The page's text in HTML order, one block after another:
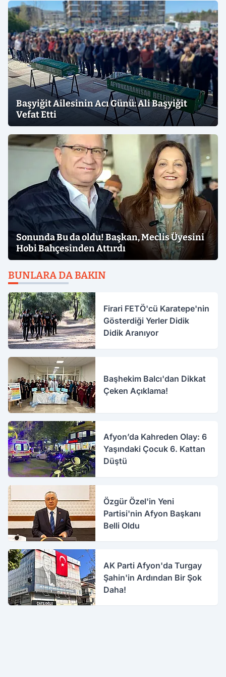
Başyiğit Ailesinin Acı Günü: Ali Başyiğit
Vefat Etti
Sonunda Bu da oldu! Başkan, Meclis Üyesini
Hobi Bahçesinden Attırdı
BUNLARA DA BAKIN
Firari FETÖ'cü Karatepe'nin
Gösterdiği Yerler Didik
Didik Aranıyor
Başhekim Balcı'dan Dikkat
Çeken Açıklama!
Afyon’da Kahreden Olay: 6
Yaşındaki Çocuk 6. Kattan
Düştü
Özgür Özel'in Yeni
Partisi'nin Afyon Başkanı
Belli Oldu
AK Parti Afyon'da Turgay
Şahin'in Ardından Bir Şok
Daha!